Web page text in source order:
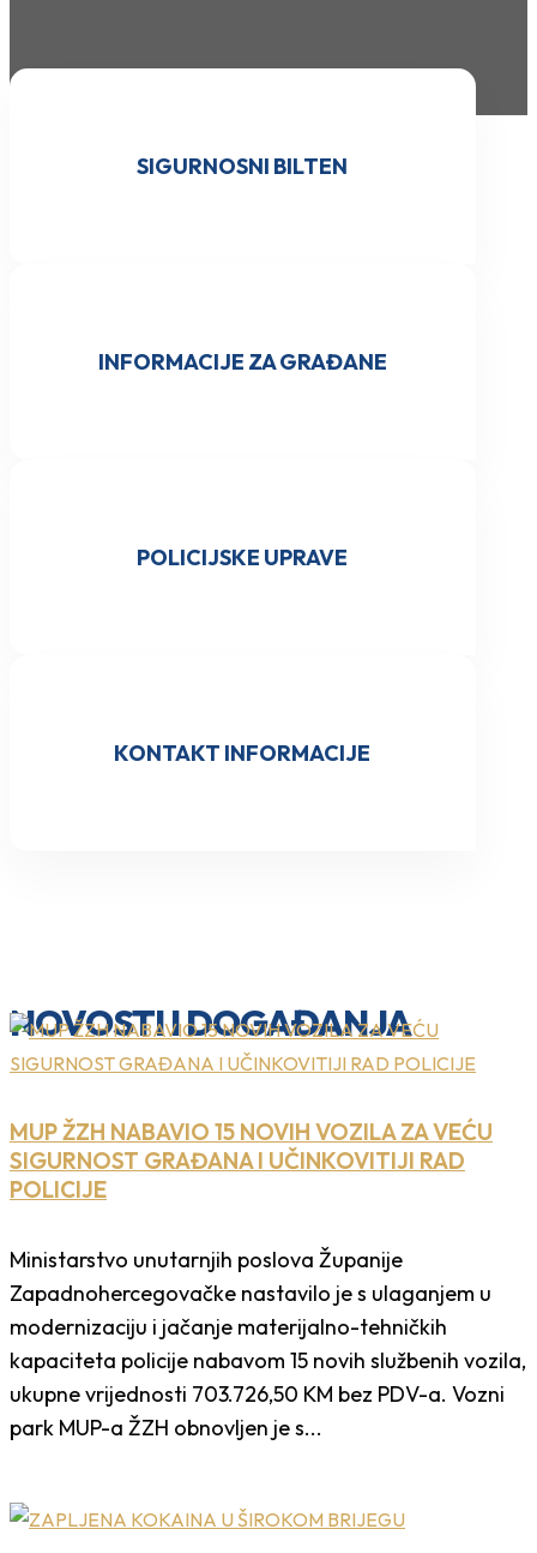
SIGURNOSNI BILTEN
INFORMACIJE ZA GRAĐANE
POLICIJSKE UPRAVE
KONTAKT INFORMACIJE
NOVOSTI I DOGAĐANJA
MUP ŽZH NABAVIO 15 NOVIH VOZILA ZA VEĆU
SIGURNOST GRAĐANA I UČINKOVITIJI RAD
POLICIJE
Ministarstvo unutarnjih poslova Županije
Zapadnohercegovačke nastavilo je s ulaganjem u
modernizaciju i jačanje materijalno-tehničkih
kapaciteta policije nabavom 15 novih službenih vozila,
ukupne vrijednosti 703.726,50 KM bez PDV-a. Vozni
park MUP-a ŽZH obnovljen je s...